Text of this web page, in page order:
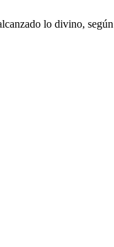
lo divino,